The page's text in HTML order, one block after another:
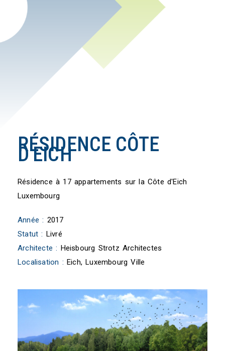
RÉSIDENCE CÔTE
D'EICH
Résidence à 17 appartements sur la Côte d'Eich
Luxembourg
Année : 2017
Statut : Livré
Architecte : Heisbourg Strotz Architectes
Localisation : Eich, Luxembourg Ville